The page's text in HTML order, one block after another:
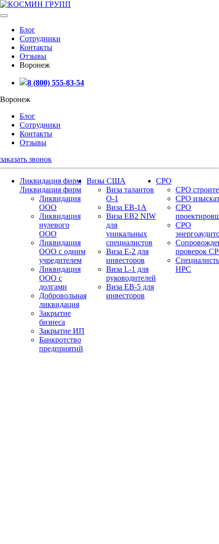
Блог
Сотрудники
Контакты
Отзывы
Воронеж
8 (800) 555-83-54
Воронеж
Блог
Сотрудники
Контакты
Отзывы
заказать звонок
Ликвидация фирм
Ликвидация фирм
Ликвидация
ООО
Ликвидация
нулевого
ООО
Ликвидация
ООО с одним
учредителем
Ликвидация
ООО с
долгами
Добровольная
ликвидация
Закрытие
бизнеса
Закрытие ИП
Банкротство
предприятий
Визы США
Виза талантов
О-1
Виза EB-1A
Виза EB2 NIW
для
уникальных
специалистов
Виза E-2 для
инвесторов
Виза L-1 для
руководителей
Виза EB-5 для
инвесторов
СРО
СРО
СРО
СРО
СРО
проверок
НРС